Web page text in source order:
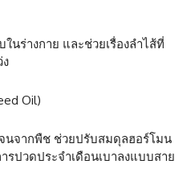
นร่างกาย และช่วยเรื่องลำไส้ที่
Oil)
จนจากพืช ช่วยปรับสมดุลฮอร์โมน
รปวดประจำเดือนเบาลงแบบสาย